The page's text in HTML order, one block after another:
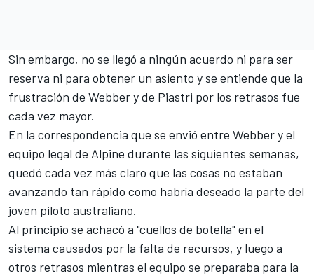
Sin embargo, no se llegó a ningún acuerdo ni para ser
reserva ni para obtener un asiento y se entiende que la
frustración de Webber y de Piastri por los retrasos fue
cada vez mayor.
En la correspondencia que se envió entre Webber y el
equipo legal de Alpine durante las siguientes semanas,
quedó cada vez más claro que las cosas no estaban
avanzando tan rápido como habría deseado la parte del
joven piloto australiano.
Al principio se achacó a "cuellos de botella" en el
sistema causados por la falta de recursos, y luego a
otros retrasos mientras el equipo se preparaba para la